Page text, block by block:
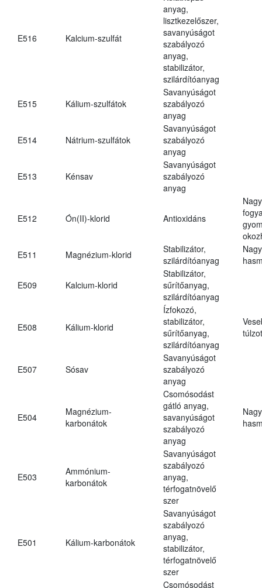
E516 Kalcium-szulfát
anyag,
lisztkezelőszer,
savanyúságot
szabályozó
anyag,
stabilizátor,
szilárdítóanyag
E515 Kálium-szulfátok
Savanyúságot
szabályozó
anyag
E514 Nátrium-szulfátok
Savanyúságot
szabályozó
anyag
E513 Kénsav
Savanyúságot
szabályozó
anyag
E512 Ón(II)-klorid Antioxidáns
E511
Magnézium-klorid
Stabilizátor,
szilárdítóanyag
E509 Kalcium-klorid
Stabilizátor,
sűrítőanyag,
szilárdítóanyag
E508 Kálium-klorid
Ízfokozó,
stabilizátor,
sűrítőanyag,
szilárdítóanyag
E507 Sósav
Savanyúságot
szabályozó
anyag
E504
Magnézium-
karbonátok
Csomósodást
gátló anyag,
savanyúságot
szabályozó
anyag
E503
Ammónium-
karbonátok
Savanyúságot
szabályozó
anyag,
térfogatnövelő
szer
E501 Kálium-karbonátok
Savanyúságot
szabályozó
anyag,
stabilizátor,
térfogatnövelő
szer
Csomósodást